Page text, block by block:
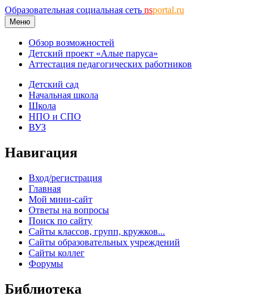
Образовательная социальная сеть nsportal.ru
Меню
Обзор возможностей
Детский проект «Алые паруса»
Аттестация педагогических работников
Детский сад
Начальная школа
Школа
НПО и СПО
ВУЗ
Навигация
Вход/регистрация
Главная
Мой мини-сайт
Ответы на вопросы
Поиск по сайту
Сайты классов, групп, кружков...
Сайты образовательных учреждений
Сайты коллег
Форумы
Библиотека